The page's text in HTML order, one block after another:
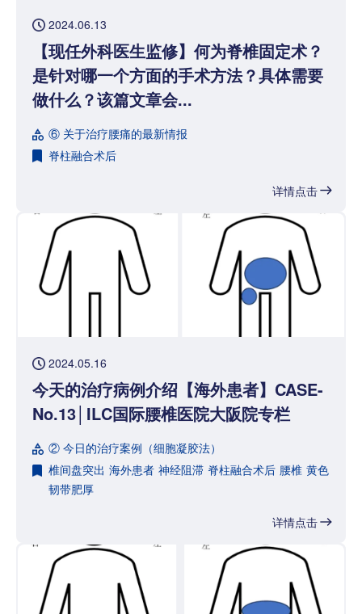
2024.06.13
【现任外科医生监修】何为脊椎固定术？
是针对哪一个方面的手术方法？具体需要
做什么？该篇文章会...
⑥ 关于治疗腰痛的最新情报
脊柱融合术后
详情点击
2024.05.16
今天的治疗病例介绍【海外患者】CASE-
No.13│ILC国际腰椎医院大阪院专栏
② 今日的治疗案例（细胞凝胶法）
椎间盘突出 海外患者 神经阻滞 脊柱融合术后 腰椎 黄色
韧带肥厚
详情点击